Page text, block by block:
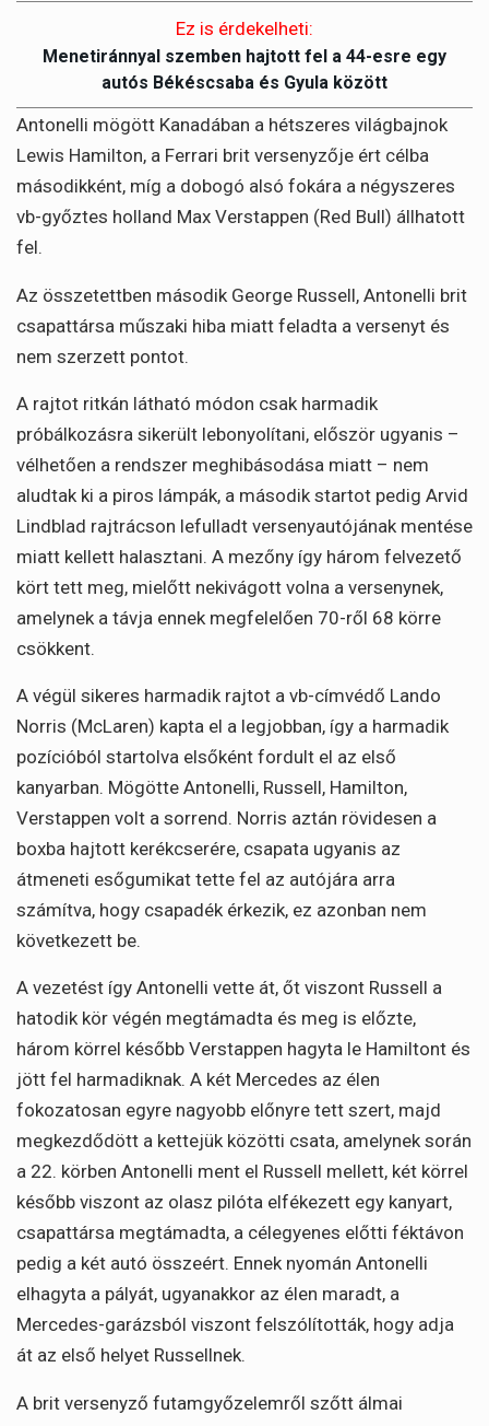
Ez is érdekelheti:
Menetiránnyal szemben hajtott fel a 44-esre egy
autós Békéscsaba és Gyula között
Antonelli mögött Kanadában a hétszeres világbajnok
Lewis Hamilton, a Ferrari brit versenyzője ért célba
másodikként, míg a dobogó alsó fokára a négyszeres
vb-győztes holland Max Verstappen (Red Bull) állhatott
fel.
Az összetettben második George Russell, Antonelli brit
csapattársa műszaki hiba miatt feladta a versenyt és
nem szerzett pontot.
A rajtot ritkán látható módon csak harmadik
próbálkozásra sikerült lebonyolítani, először ugyanis –
vélhetően a rendszer meghibásodása miatt – nem
aludtak ki a piros lámpák, a második startot pedig Arvid
Lindblad rajtrácson lefulladt versenyautójának mentése
miatt kellett halasztani. A mezőny így három felvezető
kört tett meg, mielőtt nekivágott volna a versenynek,
amelynek a távja ennek megfelelően 70-ről 68 körre
csökkent.
A végül sikeres harmadik rajtot a vb-címvédő Lando
Norris (McLaren) kapta el a legjobban, így a harmadik
pozícióból startolva elsőként fordult el az első
kanyarban. Mögötte Antonelli, Russell, Hamilton,
Verstappen volt a sorrend. Norris aztán rövidesen a
boxba hajtott kerékcserére, csapata ugyanis az
átmeneti esőgumikat tette fel az autójára arra
számítva, hogy csapadék érkezik, ez azonban nem
következett be.
A vezetést így Antonelli vette át, őt viszont Russell a
hatodik kör végén megtámadta és meg is előzte,
három körrel később Verstappen hagyta le Hamiltont és
jött fel harmadiknak. A két Mercedes az élen
fokozatosan egyre nagyobb előnyre tett szert, majd
megkezdődött a kettejük közötti csata, amelynek során
a 22. körben Antonelli ment el Russell mellett, két körrel
később viszont az olasz pilóta elfékezett egy kanyart,
csapattársa megtámadta, a célegyenes előtti féktávon
pedig a két autó összeért. Ennek nyomán Antonelli
elhagyta a pályát, ugyanakkor az élen maradt, a
Mercedes-garázsból viszont felszólították, hogy adja
át az első helyet Russellnek.
A brit versenyző futamgyőzelemről szőtt álmai